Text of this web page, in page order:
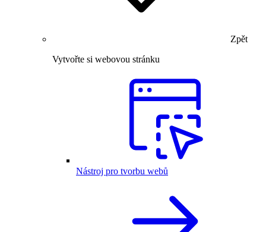
Zpět
Vytvořte si webovou stránku
Nástroj pro tvorbu webů